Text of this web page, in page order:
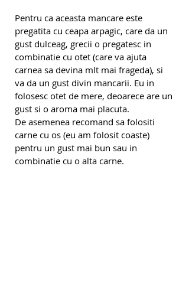
Pentru ca aceasta mancare este
pregatita cu ceapa arpagic, care da un
gust dulceag, grecii o pregatesc in
combinatie cu otet (care va ajuta
carnea sa devina mlt mai frageda), si
va da un gust divin mancarii. Eu in
folosesc otet de mere, deoarece are un
gust si o aroma mai placuta.
De asemenea recomand sa folositi
carne cu os (eu am folosit coaste)
pentru un gust mai bun sau in
combinatie cu o alta carne.